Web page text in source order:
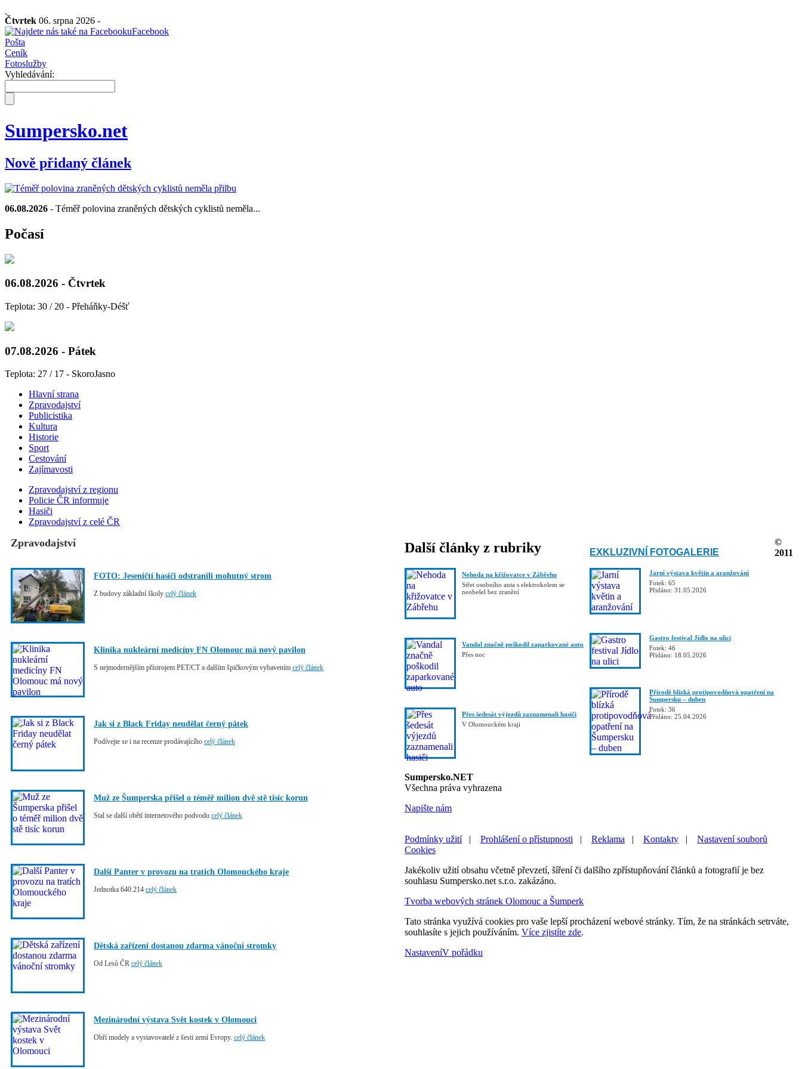
Čtvrtek 06. srpna 2026 -
Facebook
Pošta
Ceník
Fotoslužby
Vyhledávání:
Sumpersko.net
Nově přidaný článek
06.08.2026 - Téměř polovina zraněných dětských cyklistů neměla...
Počasí
06.08.2026 - Čtvrtek
Teplota: 30 / 20 - Přeháňky-Déšť
07.08.2026 - Pátek
Teplota: 27 / 17 - SkoroJasno
Hlavní strana
Zpravodajství
Publicistika
Kultura
Historie
Sport
Cestování
Zajímavosti
Zpravodajství z regionu
Policie ČR informuje
Hasiči
Zpravodajství z celé ČR
Zpravodajství
FOTO: Jeseničtí hasiči odstranili mohutný strom
Z budovy základní školy celý článek
Klinika nukleární medicíny FN Olomouc má nový pavilon
S nejmodernějším přístrojem PET/CT a dalším špičkovým vybavením celý článek
Jak si z Black Friday neudělat černý pátek
Podívejte se i na recenze prodávajícího celý článek
Muž ze Šumperska přišel o téměř milion dvě stě tisíc korun
Stal se další obětí internetového podvodu celý článek
Další Panter v provozu na tratích Olomouckého kraje
Jednotka 640.214 celý článek
Dětská zařízení dostanou zdarma vánoční stromky
Od Lesů ČR celý článek
Mezinárodní výstava Svět kostek v Olomouci
Obří modely a vystavovatelé z šesti zemí Evropy. celý článek
Další články z rubriky
Nehoda na křižovatce v Zábřehu
Střet osobního auta s elektrokolem se
neobešel bez zranění
Vandal značně poškodil zaparkované auto
Přes noc
Přes šedesát výjezdů zaznamenali hasiči
V Olomouckém kraji
EXKLUZIVNÍ FOTOGALERIE
Jarní výstava květin a aranžování
Fotek: 65
Přidáno: 31.05.2026
Gastro festival Jídlo na ulici
Fotek: 46
Přidáno: 18.05.2026
Přírodě blízká protipovodňová opatření na
Šumpersku – duben
Fotek: 36
Přidáno: 25.04.2026
©
2011
Sumpersko.NET
Všechna práva vyhrazena
Napište nám
Podmínky užití Prohlášení o přístupnosti Reklama Kontakty
Nastavení souborů
Cookies
Jakékoliv užití obsahu včetně převzetí, šíření či dalšího zpřístupňování článků a fotografií je bez
souhlasu Sumpersko.net s.r.o. zakázáno.
Tvorba webových stránek Olomouc a Šumperk
Tato stránka využívá cookies pro vaše lepší procházení webové stránky. Tím, že na stránkách setrváte,
souhlasíte s jejich používáním. Více zjistíte zde.
NastaveníV pořádku